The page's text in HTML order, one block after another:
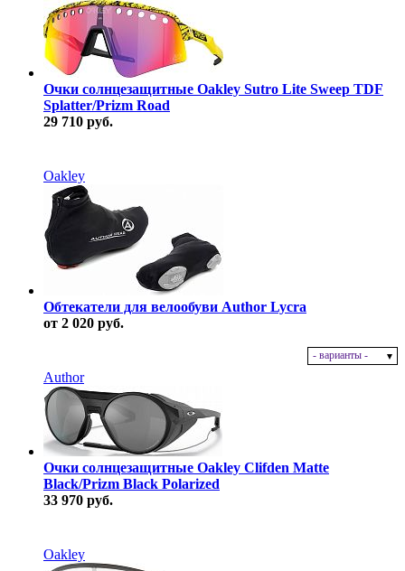
Очки солнцезащитные Oakley Sutro Lite Sweep TDF
Splatter/Prizm Road
29 710 руб.
Oakley
Обтекатели для велообуви Author Lycra
от 2 020 руб.
- варианты -
Author
Очки солнцезащитные Oakley Clifden Matte
Black/Prizm Black Polarized
33 970 руб.
Oakley